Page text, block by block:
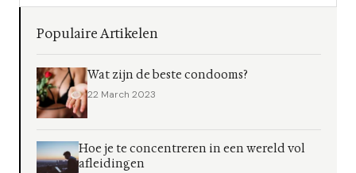
Populaire Artikelen
Wat zijn de beste condooms?
22 March 2023
Hoe je te concentreren in een wereld vol
afleidingen